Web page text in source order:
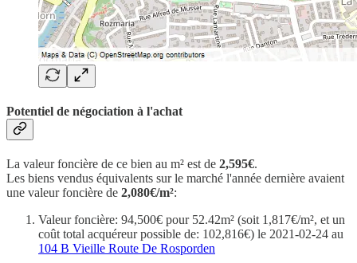
Potentiel de négociation à l'achat
La valeur foncière de ce bien au m² est de 2,595€.
Les biens vendus équivalents sur le marché l'année dernière avaient
une valeur foncière de 2,080€/m²:
Valeur foncière: 94,500€ pour 52.42m² (soit 1,817€/m², et un
coût total acquéreur possible de: 102,816€) le 2021-02-24 au
104 B Vieille Route De Rosporden